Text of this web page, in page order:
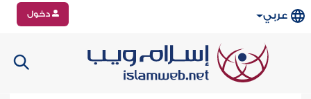
عربي دخول